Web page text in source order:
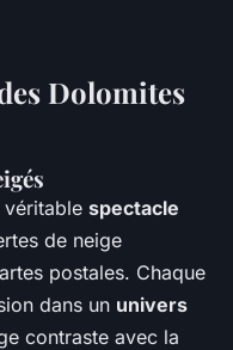
Dolomites
véritable spectacle
de neige
postales. Chaque
dans un univers
contraste avec la